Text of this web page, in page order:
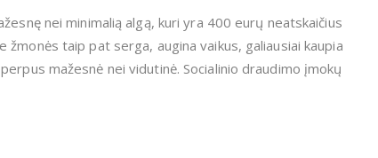
nei minimalią algą, kuri yra 400 eurų neatskaičius
taip pat serga, augina vaikus, galiausiai kaupia
mažesnė nei vidutinė. Socialinio draudimo įmokų